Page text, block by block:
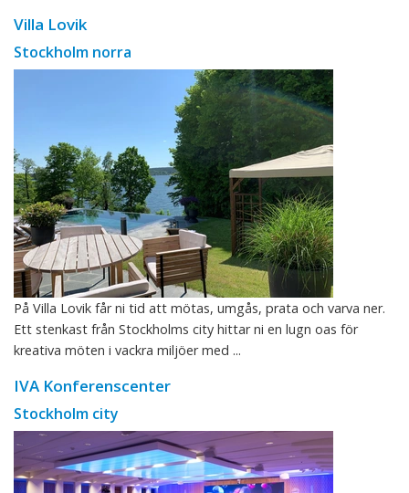
Villa Lovik
Stockholm norra
På Villa Lovik får ni tid att mötas, umgås, prata och varva ner.
Ett stenkast från Stockholms city hittar ni en lugn oas för
kreativa möten i vackra miljöer med ...
IVA Konferenscenter
Stockholm city